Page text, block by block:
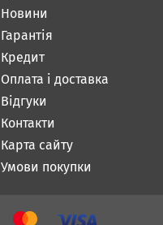
Новини
Гарантія
Кредит
Оплата і доставка
Відгуки
Контакти
Карта сайту
Умови покупки